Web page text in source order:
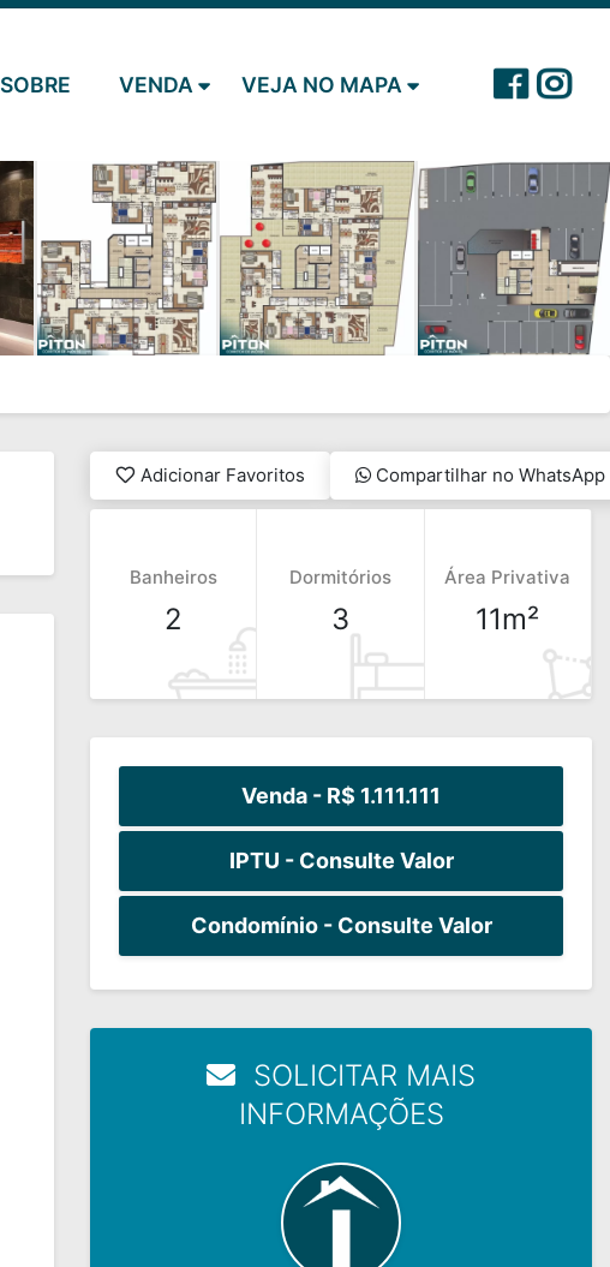
SOBRE VENDA VEJA NO MAPA
Adicionar Favoritos Compartilhar no WhatsApp
Banheiros
2
Dormitórios
3
Área Privativa
11m²
Venda - R$ 1.111.111
IPTU - Consulte Valor
Condomínio - Consulte Valor
SOLICITAR MAIS
INFORMAÇÕES